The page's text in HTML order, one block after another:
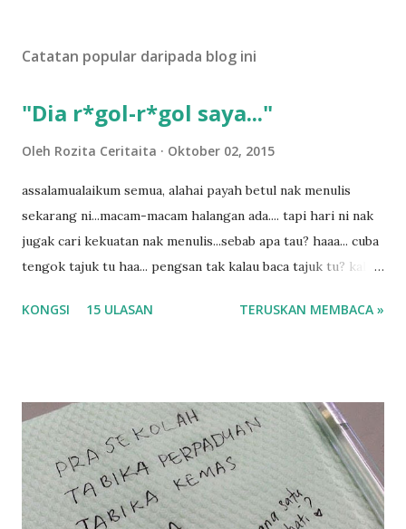
lCatatan popular daripada blog ini
"Dia r*gol-r*gol saya..."
Oleh Rozita Ceritaita Oktober 02, 2015
assalamualaikum semua, alahai payah betul nak menulis
sekarang ni...macam-macam halangan ada.... tapi hari ni nak
jugak cari kekuatan nak menulis...sebab apa tau? haaa... cuba
tengok tajuk tu haa... pengsan tak kalau baca tajuk tu? kalau
tau? yang sebut tu anak aku....diulangi ANAK AKU ....adoiiii
balik keja aku ajak la shah singgah Giant beli barang
sikit...dalam perjalanan dari dalam kereta tu biasalah kan
kami memang akan pimpin anak-anak jalan sampai masuk
dalam... dan kebiasanya bagi anak 4 macam kami ni bahagi-
bahagi lah siapa nak pimpin siapa... dan biasanya aku akan
KONGSI 15 ULASAN TERUSKAN MEMBACA »